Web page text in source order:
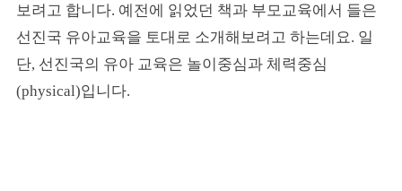
보려고 합니다. 예전에 읽었던 책과 부모교육에서 들은
선진국 유아교육을 토대로 소개해보려고 하는데요. 일
단, 선진국의 유아 교육은 놀이중심과 체력중심
(physical)입니다.